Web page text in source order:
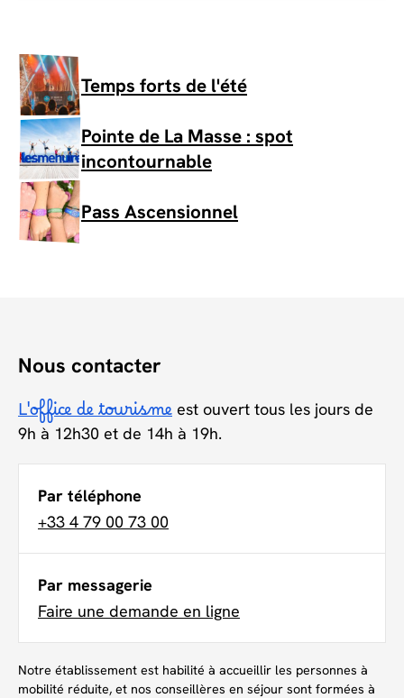
Temps forts de l'été
Pointe de La Masse : spot
incontournable
Pass Ascensionnel
Nous contacter
L'office de tourisme est ouvert tous les jours de
9h à 12h30 et de 14h à 19h.
Par téléphone
+33 4 79 00 73 00
Par messagerie
Faire une demande en ligne
Notre établissement est habilité à accueillir les personnes à
mobilité réduite, et nos conseillères en séjour sont formées à